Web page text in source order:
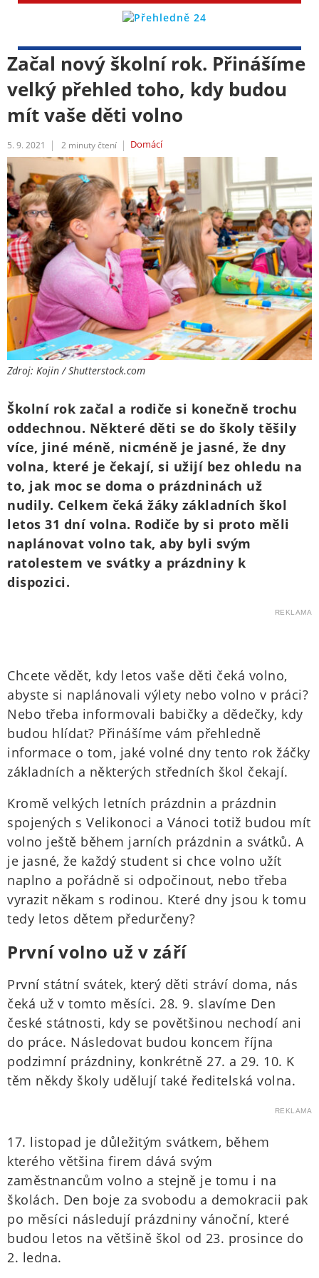
Začal nový školní rok. Přinášíme
velký přehled toho, kdy budou
mít vaše děti volno
5. 9. 2021 2 minuty čtení Domácí
Zdroj: Kojin / Shutterstock.com
Školní rok začal a rodiče si konečně trochu
oddechnou. Některé děti se do školy těšily
více, jiné méně, nicméně je jasné, že dny
volna, které je čekají, si užijí bez ohledu na
to, jak moc se doma o prázdninách už
nudily. Celkem čeká žáky základních škol
letos 31 dní volna. Rodiče by si proto měli
naplánovat volno tak, aby byli svým
ratolestem ve svátky a prázdniny k
dispozici.
REKLAMA
Chcete vědět, kdy letos vaše děti čeká volno,
abyste si naplánovali výlety nebo volno v práci?
Nebo třeba informovali babičky a dědečky, kdy
budou hlídat? Přinášíme vám přehledně
informace o tom, jaké volné dny tento rok žáčky
základních a některých středních škol čekají.
Kromě velkých letních prázdnin a prázdnin
spojených s Velikonoci a Vánoci totiž budou mít
volno ještě během jarních prázdnin a svátků. A
je jasné, že každý student si chce volno užít
naplno a pořádně si odpočinout, nebo třeba
vyrazit někam s rodinou. Které dny jsou k tomu
tedy letos dětem předurčeny?
První volno už v září
První státní svátek, který děti stráví doma, nás
čeká už v tomto měsíci. 28. 9. slavíme Den
české státnosti, kdy se povětšinou nechodí ani
do práce. Následovat budou koncem října
podzimní prázdniny, konkrétně 27. a 29. 10. K
těm někdy školy udělují také ředitelská volna.
REKLAMA
17. listopad je důležitým svátkem, během
kterého většina firem dává svým
zaměstnancům volno a stejně je tomu i na
školách. Den boje za svobodu a demokracii pak
po měsíci následují prázdniny vánoční, které
budou letos na většině škol od 23. prosince do
2. ledna.